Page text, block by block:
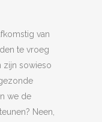
van
te vroeg
zijn sowieso
we de
Neen,